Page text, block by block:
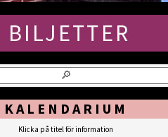
KALENDARIUM
Klicka på titel för information